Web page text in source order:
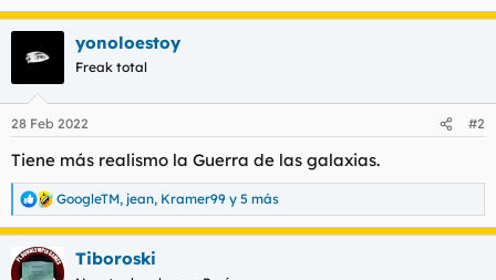
e
a
e
s
yonoloestoy
Freak total
28 Feb 2022 #2
Tiene más realismo la Guerra de las galaxias.
R
e
c
GoogleTM, jean, Kramer99 y 5 más
Tiboroski